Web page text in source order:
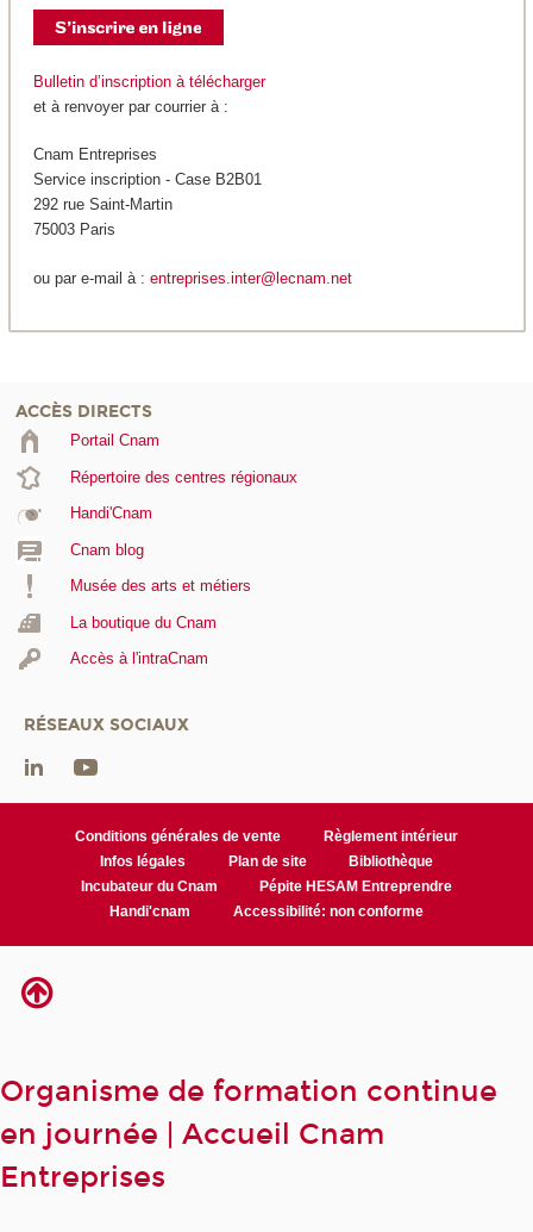
Bulletin d’inscription à télécharger
et à renvoyer par courrier à :
Cnam Entreprises
Service inscription - Case B2B01
292 rue Saint-Martin
75003 Paris
ou par e-mail à : entreprises.inter@lecnam.net
ACCÈS DIRECTS
Portail Cnam
Répertoire des centres régionaux
Handi'Cnam
Cnam blog
Musée des arts et métiers
La boutique du Cnam
Accès à l'intraCnam
RÉSEAUX SOCIAUX
Conditions générales de vente
Règlement intérieur
Infos légales
Plan de site
Bibliothèque
Incubateur du Cnam
Pépite HESAM Entreprendre
Handi'cnam
Accessibilité: non conforme
Organisme de formation continue
en journée | Accueil Cnam
Entreprises